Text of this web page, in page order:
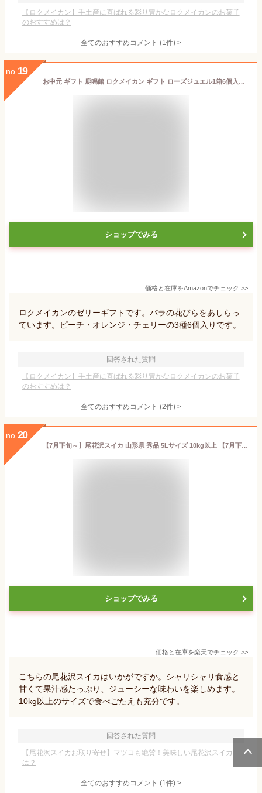
【ロクメイカン】手土産に喜ばれる彩り豊かなロクメイカンのお菓子
のおすすめは？
全てのおすすめコメント (1件) >
no. 19
お中元 ギフト 鹿鳴館 ロクメイカン ギフト ローズジュエル1箱6個入お菓子 ゼリー
ショップでみる
価格と在庫をAmazonでチェック >>
ロクメイカンのゼリーギフトです。バラの花びらをあしらっ
ています。ピーチ・オレンジ・チェリーの3種6個入りです。
回答された質問
【ロクメイカン】手土産に喜ばれる彩り豊かなロクメイカンのお菓子
のおすすめは？
全てのおすすめコメント (2件) >
no. 20
【7月下旬～】尾花沢スイカ 山形県 秀品 5Lサイズ 10kg以上 【7月下旬～順次発送】
ショップでみる
価格と在庫を楽天でチェック >>
こちらの尾花沢スイカはいかがですか。シャリシャリ食感と
甘くて果汁感たっぷり、ジューシーな味わいを楽しめます。
10kg以上のサイズで食べごたえも充分です。
回答された質問
【尾花沢スイカお取り寄せ】マツコも絶賛！美味しい尾花沢スイカ
は？
全てのおすすめコメント (1件) >